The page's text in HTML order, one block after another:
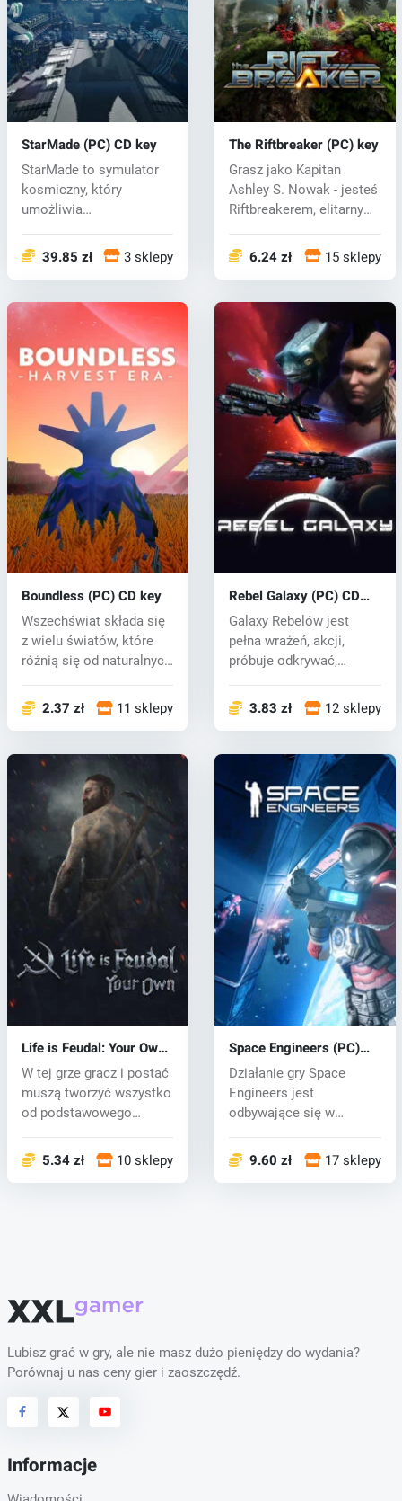
StarMade (PC) CD key
StarMade to symulator
kosmiczny, który
umożliwia
możliwości...
39.85 zł 3 sklepy
The Riftbreaker (PC) key
Grasz jako Kapitan
Ashley S. Nowak - jesteś
Riftbreakerem, elitarnym
6.24 zł 15 sklepy
Boundless (PC) CD key
Wszechświat składa się
z wielu światów, które
różnią się od naturalnych
2.37 zł 11 sklepy
Rebel Galaxy (PC) CD
key
Galaxy Rebelów jest
pełna wrażeń, akcji,
próbuje odkrywać,
3.83 zł 12 sklepy
Life is Feudal: Your Own
(PC) CD key
W tej grze gracz i postać
muszą tworzyć wszystko
od podstawowego
5.34 zł 10 sklepy
Space Engineers (PC)
CD key
Działanie gry Space
Engineers jest
odbywające się w
kosmosie,...
9.60 zł 17 sklepy
Lubisz grać w gry, ale nie masz dużo pieniędzy do wydania?
Porównaj u nas ceny gier i zaoszczędź.
Informacje